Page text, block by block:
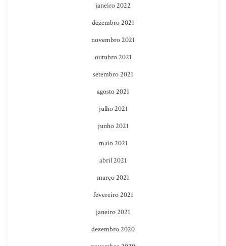
janeiro 2022
dezembro 2021
novembro 2021
outubro 2021
setembro 2021
agosto 2021
julho 2021
junho 2021
maio 2021
abril 2021
março 2021
fevereiro 2021
janeiro 2021
dezembro 2020